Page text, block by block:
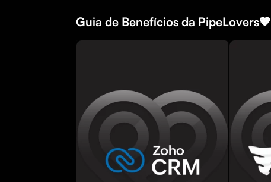
Guia de Benefícios da PipeLovers🧡